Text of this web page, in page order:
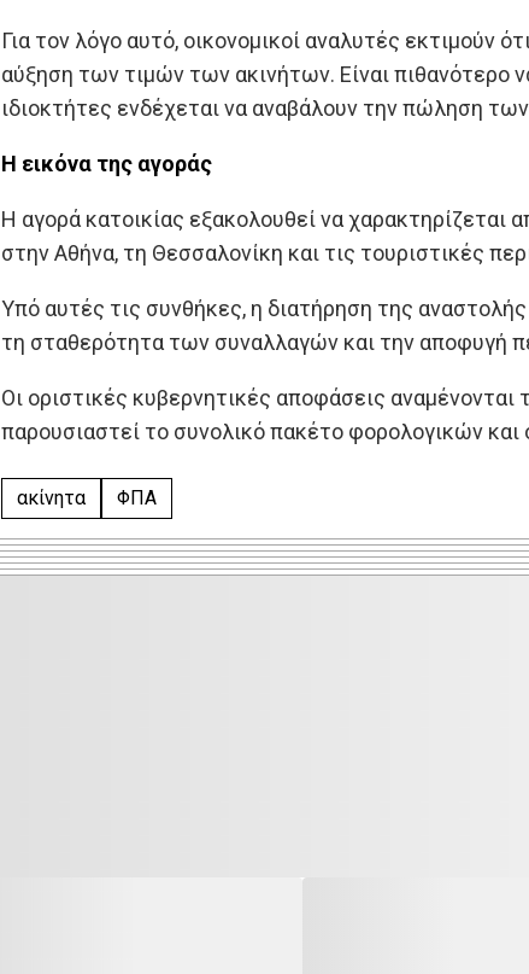
Για τον λόγο αυτό, οικονομικοί αναλυτές εκτιμούν
αύξηση των τιμών των ακινήτων. Είναι πιθανότερο
ιδιοκτήτες ενδέχεται να αναβάλουν την πώληση
Η εικόνα της αγοράς
Η αγορά κατοικίας εξακολουθεί να
στην Αθήνα, τη Θεσσαλονίκη και τις τουριστικές
Υπό αυτές τις συνθήκες, η διατήρηση της
τη σταθερότητα των συναλλαγών και την αποφυγή
Οι οριστικές κυβερνητικές αποφάσεις
παρουσιαστεί το συνολικό πακέτο φορολογικών
ακίνητα ΦΠΑ